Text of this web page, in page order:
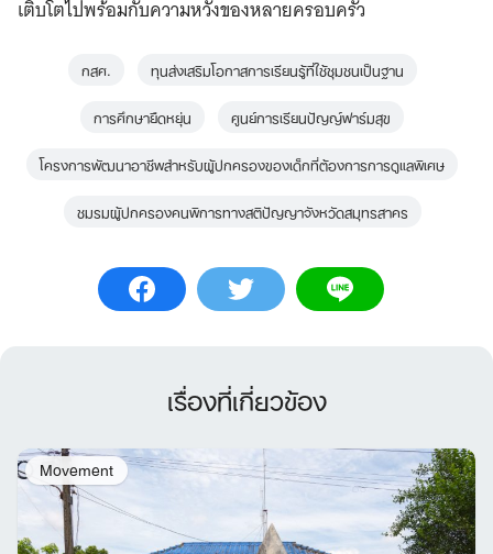
เติบโตไปพร้อมกับความหวังของหลายครอบครัว
กสศ.
ทุนส่งเสริมโอกาสการเรียนรู้ที่ใช้ชุมชนเป็นฐาน
การศึกษายืดหยุ่น
ศูนย์การเรียนปัญญ์ฟาร์มสุข
โครงการพัฒนาอาชีพสำหรับผู้ปกครองของเด็กที่ต้องการการดูแลพิเศษ
ชมรมผู้ปกครองคนพิการทางสติปัญญาจังหวัดสมุทรสาคร
เรื่องที่เกี่ยวข้อง
Movement